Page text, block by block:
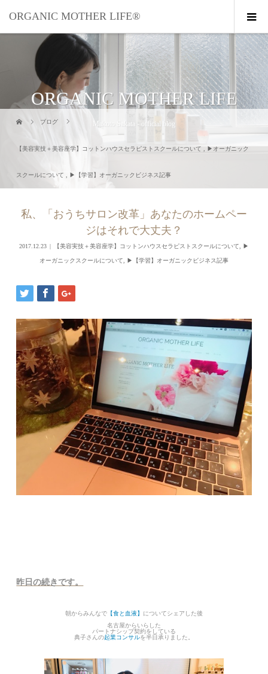
ORGANIC MOTHER LIFE®︎
ORGANIC MOTHER LIFE
Makoto Sakata - official blog
ブログ
【美容実技＋美容座学】コットンハウスセラピストスクールについて ▶︎オーガニック
スクールについて ▶︎【学習】オーガニックビジネス記事
私、「おうちサロン改革」あなたのホームペー
ジはそれで大丈夫？
2017.12.23 【美容実技＋美容座学】コットンハウスセラピストスクールについて, ▶︎
オーガニックスクールについて, ▶︎【学習】オーガニックビジネス記事
昨日の続きです。
朝からみんなで 【食と血液】 についてシェアした後
名古屋からいらした
パートナシップ契約をしている
典子さんの起業コンサルを半日承りました。